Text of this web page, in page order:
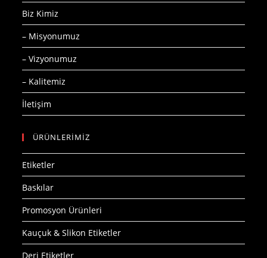
Biz Kimiz
– Misyonumuz
– Vizyonumuz
– Kalitemiz
İletişim
ÜRÜNLERİMİZ
Etiketler
Baskılar
Promosyon Ürünleri
Kauçuk & Slikon Etiketler
Deri Etiketler